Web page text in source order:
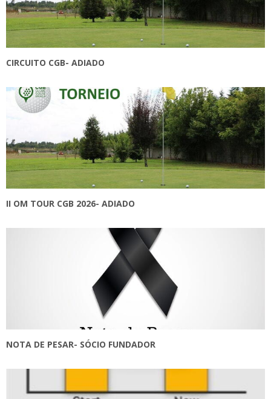
CIRCUITO CGB- ADIADO
II OM TOUR CGB 2026- ADIADO
NOTA DE PESAR- SÓCIO FUNDADOR